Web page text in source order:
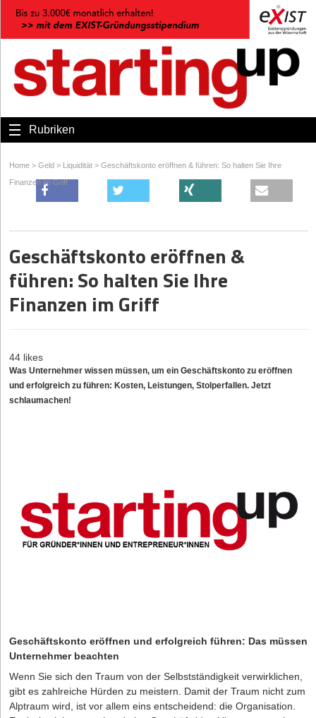
Rubriken
Home > Geld > Liquidität > Geschäftskonto eröffnen & führen: So halten Sie Ihre
Finanzen im Griff
Geschäftskonto eröffnen &
führen: So halten Sie Ihre
Finanzen im Griff
44 likes
Was Unternehmer wissen müssen, um ein Geschäftskonto zu eröffnen
und erfolgreich zu führen: Kosten, Leistungen, Stolperfallen. Jetzt
schlaumachen!
Geschäftskonto eröffnen und erfolgreich führen: Das müssen
Unternehmer beachten
Wenn Sie sich den Traum von der Selbstständigkeit verwirklichen,
gibt es zahlreiche Hürden zu meistern. Damit der Traum nicht zum
Alptraum wird, ist vor allem eins entscheidend: die Organisation.